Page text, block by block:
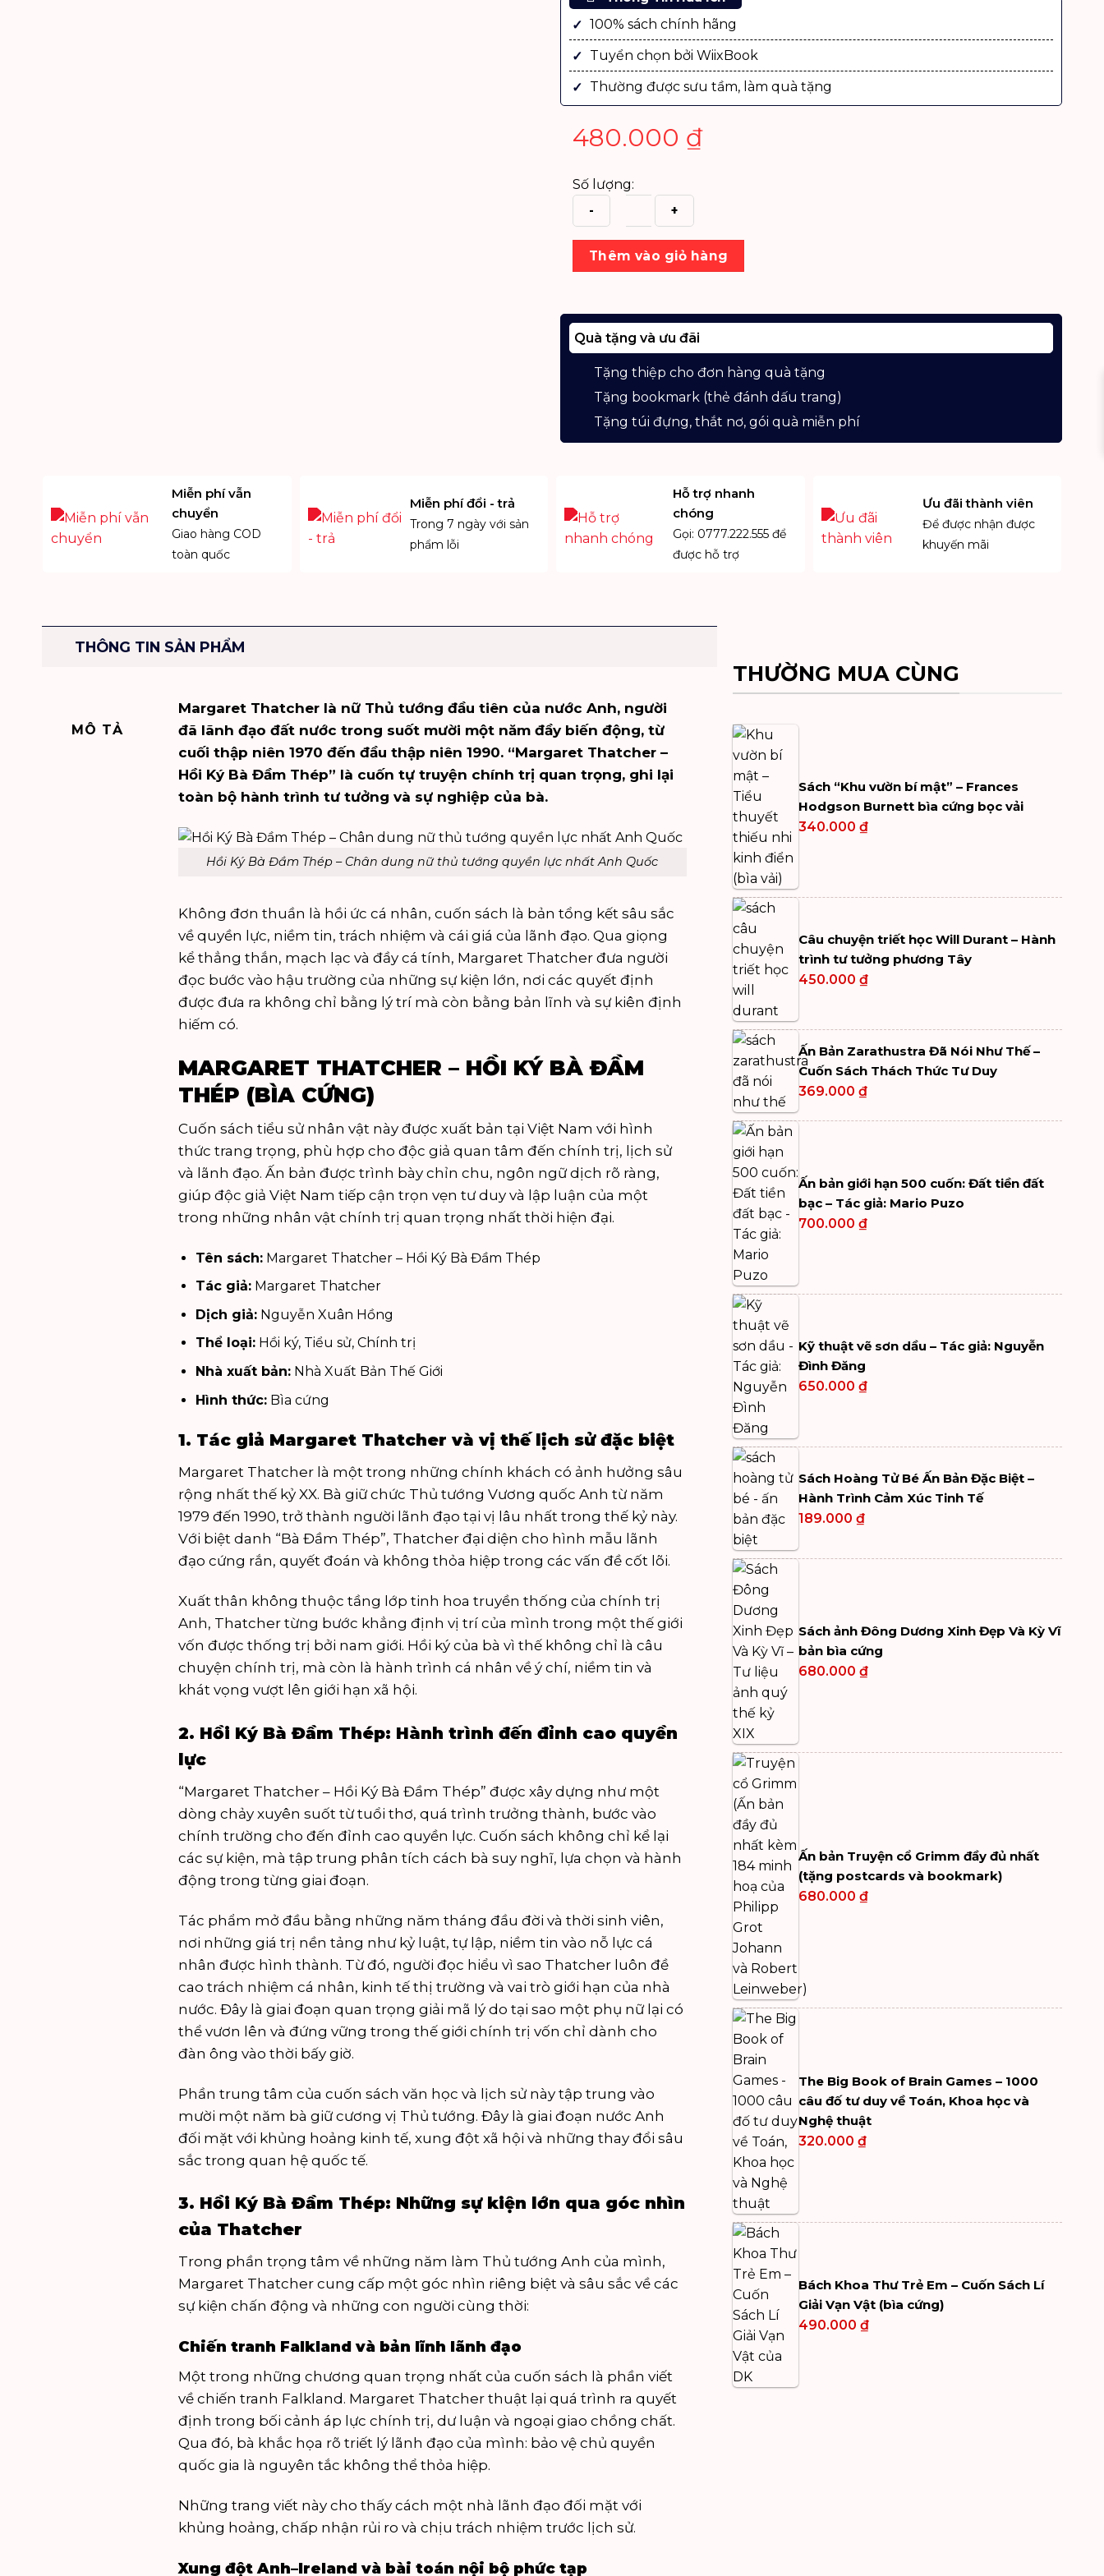
100% sách chính hãng
Tuyển chọn bởi WiixBook
Thường được sưu tầm, làm quà tặng
480.000 ₫
Số lượng:
Sách
Hồi
Ký
Đầm
Thép
(bìa
Thêm vào giỏ hàng
Quà tặng và ưu đãi
Tặng thiệp cho đơn hàng quà tặng
Tặng bookmark (thẻ đánh dấu trang)
Tặng túi đựng, thắt nơ, gói quà miễn phí
Miễn phí vẫn
chuyển
Giao hàng COD
toàn quốc
Miễn phí đổi - trả
Trong 7 ngày với sản
phẩm lỗi
Hỗ trợ nhanh
chóng
Gọi: 0777.222.555 để
được hỗ trợ
Ưu đãi thành viên
Để được nhận được
khuyến mãi
THÔNG TIN SẢN PHẨM
MÔ TẢ
Margaret Thatcher là nữ Thủ tướng đầu tiên của nước Anh, người
đã lãnh đạo đất nước trong suốt mười một năm đầy biến động, từ
cuối thập niên 1970 đến đầu thập niên 1990. “Margaret Thatcher –
Hồi Ký Bà Đầm Thép” là cuốn tự truyện chính trị quan trọng, ghi lại
toàn bộ hành trình tư tưởng và sự nghiệp của bà.
Hồi Ký Bà Đầm Thép – Chân dung nữ thủ tướng quyền lực nhất Anh Quốc
Không đơn thuần là hồi ức cá nhân, cuốn sách là bản tổng kết sâu sắc
về quyền lực, niềm tin, trách nhiệm và cái giá của lãnh đạo. Qua giọng
kể thẳng thắn, mạch lạc và đầy cá tính, Margaret Thatcher đưa người
đọc bước vào hậu trường của những sự kiện lớn, nơi các quyết định
được đưa ra không chỉ bằng lý trí mà còn bằng bản lĩnh và sự kiên định
hiếm có.
MARGARET THATCHER – HỒI KÝ BÀ ĐẦM
THÉP (BÌA CỨNG)
Cuốnsách tiểu sử nhân vật này được xuất bản tại Việt Nam với hình
thức trang trọng, phù hợp cho độc giả quan tâm đến chính trị, lịch sử
và lãnh đạo. Ấn bản được trình bày chỉn chu, ngôn ngữ dịch rõ ràng,
giúp độc giả Việt Nam tiếp cận trọn vẹn tư duy và lập luận của một
trong những nhân vật chính trị quan trọng nhất thời hiện đại.
Tên sách:Margaret Thatcher – Hồi Ký Bà Đầm Thép
Tác giả:Margaret Thatcher
Dịch giả:Nguyễn Xuân Hồng
Thể loại:Hồi ký, Tiểu sử, Chính trị
Nhà xuất bản:Nhà Xuất Bản Thế Giới
Hình thức:Bìa cứng
1. Tác giả Margaret Thatcher và vị thế lịch sử đặc biệt
Margaret Thatcher là một trong những chính khách có ảnh hưởng sâu
rộng nhất thế kỷ XX. Bà giữ chức Thủ tướng Vương quốc Anh từ năm
1979 đến 1990, trở thành người lãnh đạo tại vị lâu nhất trong thế kỷ này.
Với biệt danh “Bà Đầm Thép”, Thatcher đại diện cho hình mẫu lãnh
đạo cứng rắn, quyết đoán và không thỏa hiệp trong các vấn đề cốt lõi.
Xuất thân không thuộc tầng lớp tinh hoa truyền thống của chính trị
Anh, Thatcher từng bước khẳng định vị trí của mình trong một thế giới
vốn được thống trị bởi nam giới. Hồi ký của bà vì thế không chỉ là câu
chuyện chính trị, mà còn là hành trình cá nhân về ý chí, niềm tin và
khát vọng vượt lên giới hạn xã hội.
2. Hồi Ký Bà Đầm Thép: Hành trình đến đỉnh cao quyền
lực
“Margaret Thatcher – Hồi Ký Bà Đầm Thép” được xây dựng như một
dòng chảy xuyên suốt từ tuổi thơ, quá trình trưởng thành, bước vào
chính trường cho đến đỉnh cao quyền lực. Cuốn sách không chỉ kể lại
các sự kiện, mà tập trung phân tích cách bà suy nghĩ, lựa chọn và hành
động trong từng giai đoạn.
Tác phẩm mở đầu bằng những năm tháng đầu đời và thời sinh viên,
nơi những giá trị nền tảng như kỷ luật, tự lập, niềm tin vào nỗ lực cá
nhân được hình thành. Từ đó, người đọc hiểu vì sao Thatcher luôn đề
cao trách nhiệm cá nhân, kinh tế thị trường và vai trò giới hạn của nhà
nước. Đây là giai đoạn quan trọng giải mã lý do tại sao một phụ nữ lại có
thể vươn lên và đứng vững trong thế giới chính trị vốn chỉ dành cho
đàn ông vào thời bấy giờ.
Phần trung tâm của cuốnsách văn học và lịch sửnày tập trung vào
mười một năm bà giữ cương vị Thủ tướng. Đây là giai đoạn nước Anh
đối mặt với khủng hoảng kinh tế, xung đột xã hội và những thay đổi sâu
sắc trong quan hệ quốc tế.
3. Hồi Ký Bà Đầm Thép: Những sự kiện lớn qua góc nhìn
của Thatcher
Trong phần trọng tâm về những năm làm Thủ tướng Anh của mình,
Margaret Thatcher cung cấp một góc nhìn riêng biệt và sâu sắc về các
sự kiện chấn động và những con người cùng thời:
Chiến tranh Falkland và bản lĩnh lãnh đạo
Một trong những chương quan trọng nhất của cuốn sách là phần viết
về chiến tranh Falkland. Margaret Thatcher thuật lại quá trình ra quyết
định trong bối cảnh áp lực chính trị, dư luận và ngoại giao chồng chất.
Qua đó, bà khắc họa rõ triết lý lãnh đạo của mình: bảo vệ chủ quyền
quốc gia là nguyên tắc không thể thỏa hiệp.
Những trang viết này cho thấy cách một nhà lãnh đạo đối mặt với
khủng hoảng, chấp nhận rủi ro và chịu trách nhiệm trước lịch sử.
Xung đột Anh–Ireland và bài toán nội bộ phức tạp
THƯỜNG MUA CÙNG
Sách “Khu vườn bí mật” – Frances
Hodgson Burnett bìa cứng bọc vải
340.000₫
Câu chuyện triết học Will Durant – Hành
trình tư tưởng phương Tây
450.000₫
Ấn Bản Zarathustra Đã Nói Như Thế –
Cuốn Sách Thách Thức Tư Duy
369.000₫
Ấn bản giới hạn 500 cuốn: Đất tiền đất
bạc – Tác giả: Mario Puzo
700.000₫
Kỹ thuật vẽ sơn dầu – Tác giả: Nguyễn
Đình Đăng
650.000₫
Sách Hoàng Tử Bé Ấn Bản Đặc Biệt –
Hành Trình Cảm Xúc Tinh Tế
189.000₫
Sách ảnh Đông Dương Xinh Đẹp Và Kỳ Vĩ
bản bìa cứng
680.000₫
Ấn bản Truyện cổ Grimm đầy đủ nhất
(tặng postcards và bookmark)
680.000₫
The Big Book of Brain Games – 1000
câu đố tư duy về Toán, Khoa học và
Nghệ thuật
320.000₫
Bách Khoa Thư Trẻ Em – Cuốn Sách Lí
Giải Vạn Vật (bìa cứng)
490.000₫